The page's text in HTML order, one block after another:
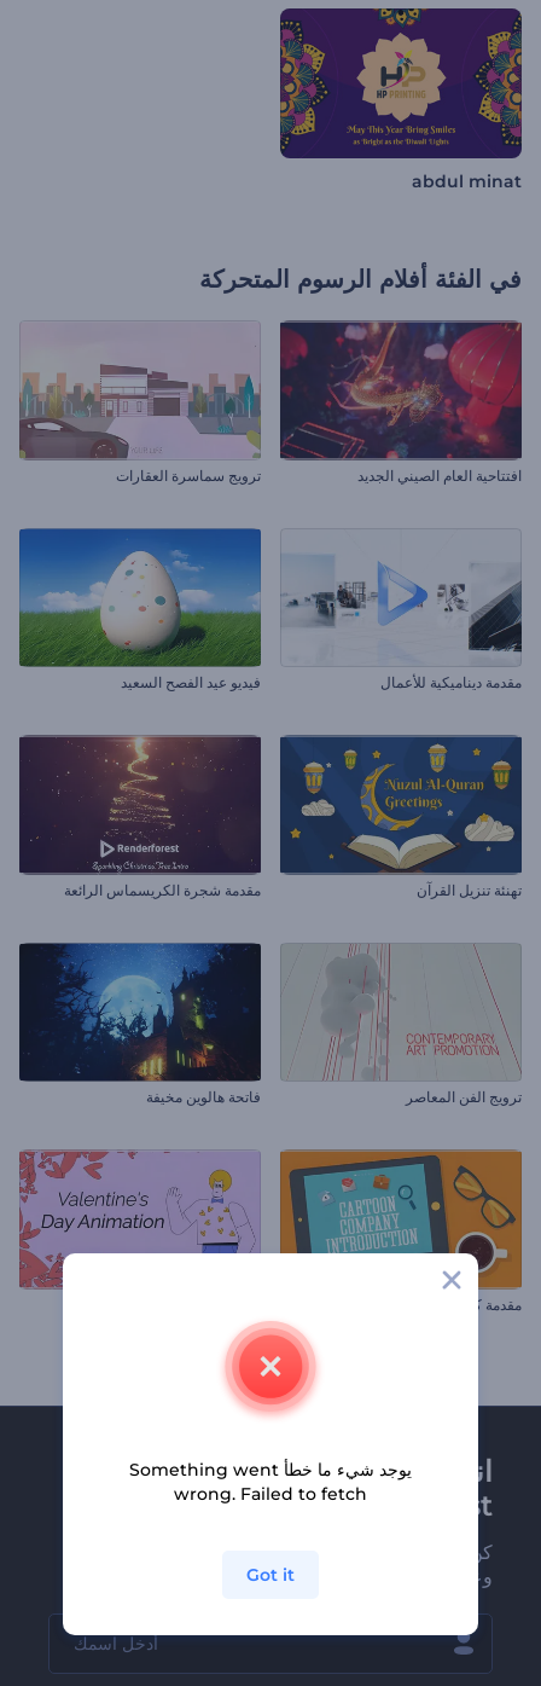
abdul minat
في الفئة أفلام الرسوم المتحركة
افتتاحية العام الصيني الجديد ترويج سماسرة العقارات
مقدمة ديناميكية للأعمال فيديو عيد الفصح السعيد
تهنئة تنزيل القرآن مقدمة شجرة الكريسماس الرائعة
ترويج الفن المعاصر فاتحة هالوين مخيفة
مقدمة كارتون الشركة
انضم إلى نشرة
Renderforest الإخبارية
كن من بين أوائل من يستلمون أحدث أخبارنا
وعروضنا
يوجد شيء ما خطأ Something went
wrong. Failed to fetch
Got it